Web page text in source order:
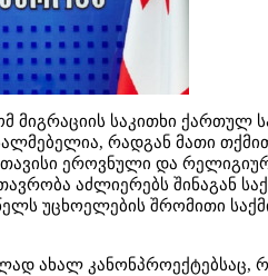
მიგრაციის საკითხი ქართულ
რადგან მათი
ეროვნული და
აძლიერებს შინაგან
უცხოელების შრომითი
ახალ კანონპროექტებსაც,